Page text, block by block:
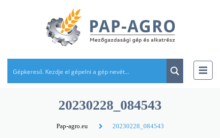
20230228_084543
Pap-agro.eu 20230228_084543